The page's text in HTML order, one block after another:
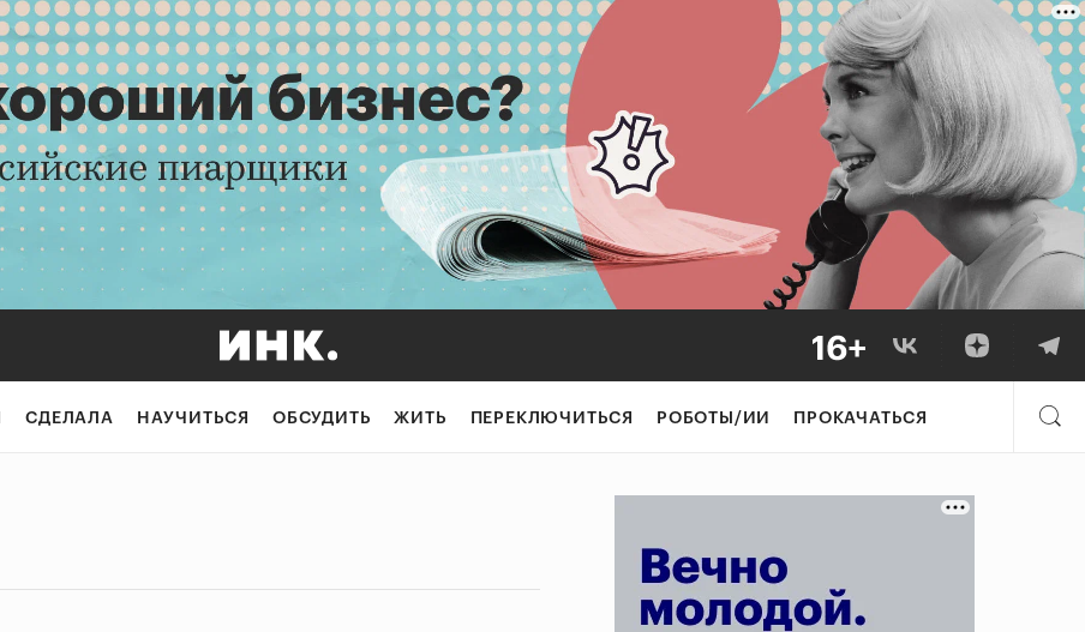
СДЕЛАЛА НАУЧИТЬСЯ ОБСУДИТЬ ЖИТЬ ПЕРЕКЛЮЧИТЬСЯ РОБОТЫ/ИИ ПРОКАЧАТЬСЯ